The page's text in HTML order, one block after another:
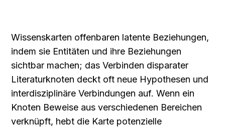
Wissenskarten offenbaren latente Beziehungen,
indem sie Entitäten und ihre Beziehungen
sichtbar machen; das Verbinden disparater
Literaturknoten deckt oft neue Hypothesen und
interdisziplinäre Verbindungen auf. Wenn ein
Knoten Beweise aus verschiedenen Bereichen
verknüpft, hebt die Karte potenzielle